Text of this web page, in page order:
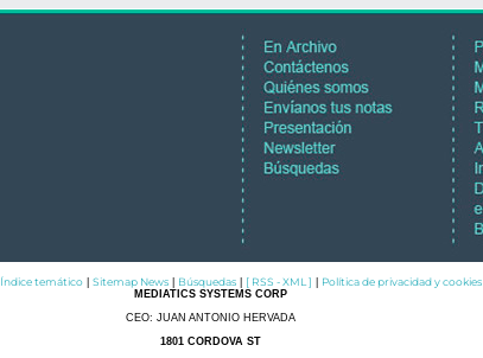
Índice temático Sitemap News Búsquedas [ RSS - XML ] Política de privacidad y cookies
MEDIATICS SYSTEMS CORP
CEO: JUAN ANTONIO HERVADA
1801 CORDOVA ST